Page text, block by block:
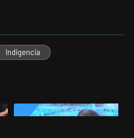
Indigencia
"Irán nombró al ideólogo del
Un artículo de tendencia con el